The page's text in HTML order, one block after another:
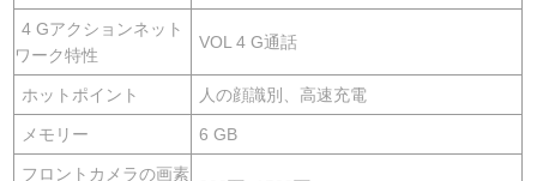
4 Gアクションネット
ワーク特性
VOL 4 G通話
ホットポイント 人の顔識別、高速充電
メモリー 6 GB
フロントカメラの画素